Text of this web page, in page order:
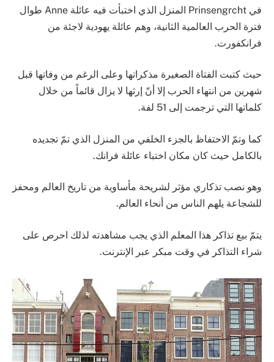
في Prinsengrcht المنزل الذي اختبأت فيه عائلة Anne طوال
فترة الحرب العالمية الثانية، وهم عائلة يهودية لاجئة من
فرانكفورت.
حيث كتبت الفتاة الصغيرة مذكراتها وعلى الرغم من وفاتها قبل
شهرين من انتهاء الحرب إلا أنّ إرثها لا يزال قائماً من خلال
كلماتها التي ترجمت إلى 51 لفة.
كما وتمّ الاحتفاظ بالجزء الخلفي من المنزل الذي تمّ تجديده
بالكامل حيث كان مكان اختباء عائلة فرانك.
وهو نصب تذكاري مؤثر لشريحة مأساوية من تاريخ العالم ومحفز
للشجاعة يلهم الناس من أنحاء العالم.
يتمّ بيع تذاكر هذا المعلم الذي يجب مشاهدته لذلك احرص على
شراء التذاكر في وقت مبكر عبر الإنترنت.